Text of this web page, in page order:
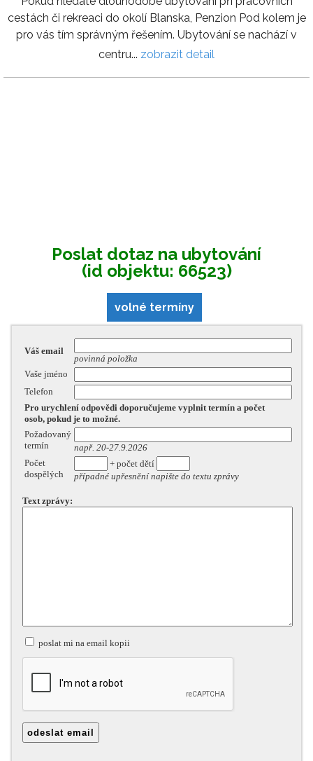
cestách či rekreaci do okolí Blanska, Penzion Pod kolem je
pro vás tím správným řešením. Ubytování se nachází v
centru... zobrazit detail
Poslat dotaz na ubytování
(id objektu: 66523)
volné termíny